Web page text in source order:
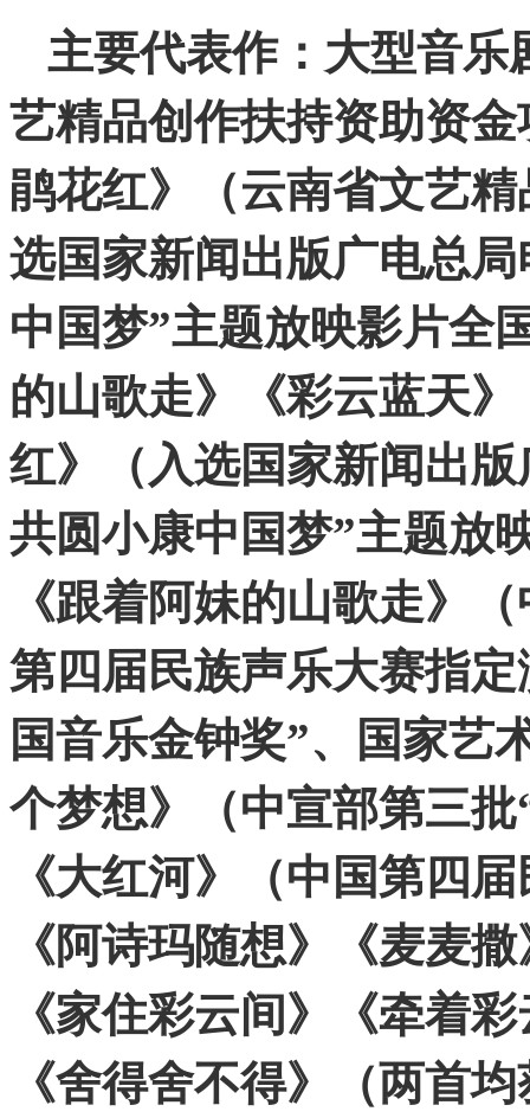
主要代表作： 大型音乐
艺精品创作扶持资助资
鹃花红》（云南省文艺
选国家新闻出版广电总
中国梦”主题放映影片全
的山歌走》《彩云蓝天》
红》（入选国家新闻出
共圆小康中国梦”主题放
《跟着阿妹的山歌走》
第四届民族声乐大赛指
国音乐金钟奖”、国家艺
个梦想》（中宣部第三
《大红河》（中国第四
《阿诗玛随想》《麦麦
《家住彩云间》《牵着
《舍得舍不得》（两首